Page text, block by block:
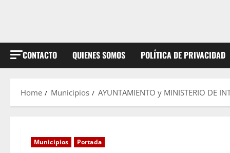
CONTACTO QUIENES SOMOS POLÍTICA DE PRIVACIDAD
Home Municipios AYUNTAMIENTO y MINISTERIO DE
Municipios Portada